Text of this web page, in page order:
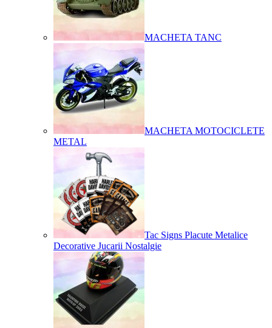
MACHETA TANC
MACHETA MOTOCICLETE
METAL
Tac Signs Placute Metalice
Decorative Jucarii Nostalgie